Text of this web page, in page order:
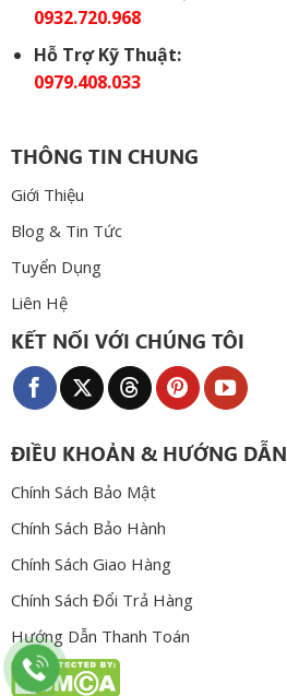
0932.720.968
Hỗ Trợ Kỹ Thuật:
0979.408.033
THÔNG TIN CHUNG
Giới Thiệu
Blog & Tin Tức
Tuyển Dụng
Liên Hệ
KẾT NỐI VỚI CHÚNG TÔI
ĐIỀU KHOẢN & HƯỚNG DẪN
Chính Sách Bảo Mật
Chính Sách Bảo Hành
Chính Sách Giao Hàng
Chính Sách Đổi Trả Hàng
Hướng Dẫn Thanh Toán